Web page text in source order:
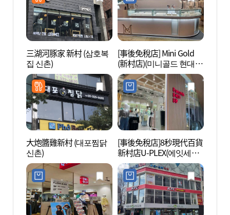
三湖河豚家 新村 (삼호복
집 신촌)
[事後免稅店] Mini Gold
(新村店)(미니골드 현대백
화점 신촌점)
大炮醬雞新村 (대포찜닭
신촌)
[事後免稅店]8秒現代百貨
新村店U-PLEX(에잇세컨
즈 현대백화점 신촌점 유
플렉스)